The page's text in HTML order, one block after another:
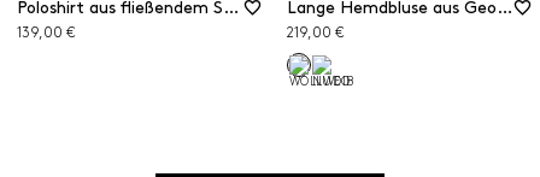
Poloshirt aus fließendem Satin
139,00 €
Lange Hemdbluse aus Georgette mit Halskette
219,00 €